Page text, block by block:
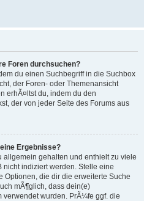
Foren durchsuchen?
du einen Suchbegriff in die Suchbox
der Foren- oder Themenansicht
erhÃ¤ltst du, indem du den
der von jeder Seite des Forums aus
Ergebnisse?
allgemein gehalten und enthielt zu viele
nicht indiziert werden. Stelle eine
Optionen, die dir die erweiterte Suche
mÃ¶glich, dass dein(e)
verwendet wurden. PrÃ¼fe ggf. die